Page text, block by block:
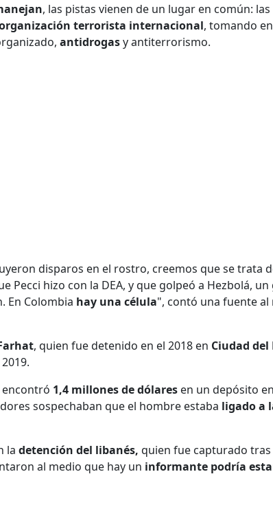
, las pistas vienen de un lugar en común: las
terrorista internacional, tomando
antidrogasy antiterrorismo.
disparos en el rostro, creemos que se trata
Pecci hizo con la DEA, y que golpeó a Hezbolá,
En Colombia hay una célula", contó una fuente al
, quien fue detenido en el 2018 en Ciudad del
encontró 1,4 millones de dólares en un depósito
sospechaban que el hombre estaba ligado a
la detención del libanés, quien fue capturado
al medio que hay un informante podría